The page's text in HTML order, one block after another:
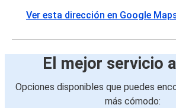
Ver esta dirección en Google
El mejor servicio
Opciones disponibles que puedes
más cómodo: